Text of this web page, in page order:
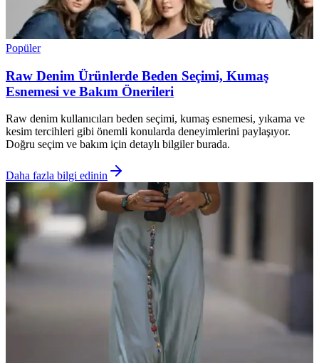
Popüler
Raw Denim Ürünlerde Beden Seçimi, Kumaş
Esnemesi ve Bakım Önerileri
Raw denim kullanıcıları beden seçimi, kumaş esnemesi, yıkama ve
kesim tercihleri gibi önemli konularda deneyimlerini paylaşıyor.
Doğru seçim ve bakım için detaylı bilgiler burada.
Daha fazla bilgi edinin